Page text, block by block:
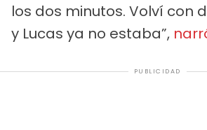
los dos minutos. Volví con
y Lucas ya no estaba”,
PUBLICIDAD